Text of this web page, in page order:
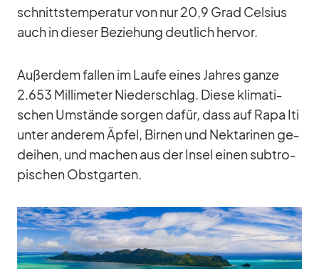
schnitts­tem­pe­ra­tur von nur 20,9 Grad Cel­sius
auch in die­ser Be­zie­hung deut­lich her­vor.
Au­ßer­dem fal­len im Laufe ei­nes Jah­res ganze
2.653 Mil­li­me­ter Nie­der­schlag. Diese kli­ma­ti­
schen Um­stände sor­gen da­für, dass auf Rapa Iti
un­ter an­de­rem Äp­fel, Bir­nen und Nek­ta­ri­nen ge­
dei­hen, und ma­chen aus der In­sel ei­nen sub­tro­
pi­schen Obst­gar­ten.